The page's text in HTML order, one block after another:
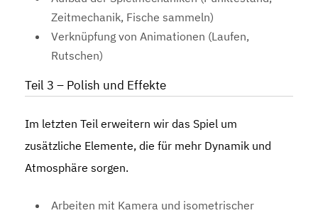
Zeitmechanik, Fische sammeln)
Verknüpfung von Animationen (Laufen,
Rutschen)
Teil 3 – Polish und Effekte
Im letzten Teil erweitern wir das Spiel um
zusätzliche Elemente, die für mehr Dynamik und
Atmosphäre sorgen.
Arbeiten mit Kamera und isometrischer